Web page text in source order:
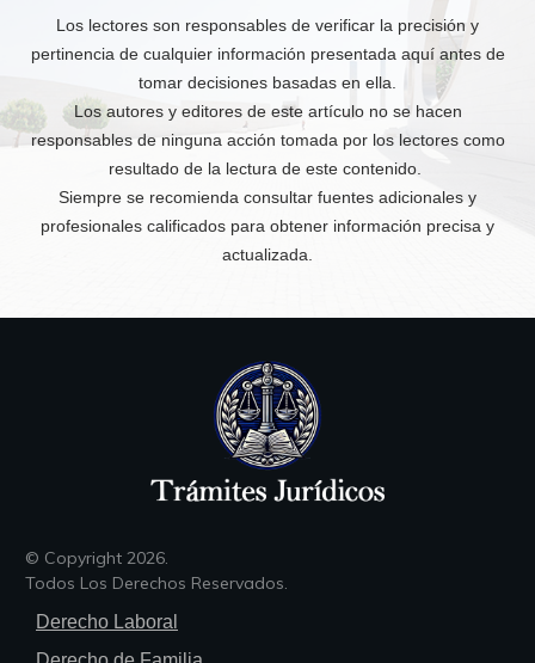
Los lectores son responsables de verificar la precisión y
pertinencia de cualquier información presentada aquí antes de
tomar decisiones basadas en ella.
Los autores y editores de este artículo no se hacen
responsables de ninguna acción tomada por los lectores como
resultado de la lectura de este contenido.
Siempre se recomienda consultar fuentes adicionales y
profesionales calificados para obtener información precisa y
actualizada.
© Copyright 2026.
Todos Los Derechos Reservados.
Derecho Laboral